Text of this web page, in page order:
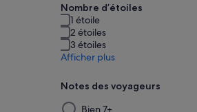
Nombre d’étoiles
1 étoile
2 étoiles
3 étoiles
Afficher plus
Notes des voyageurs
La
Bien 7+